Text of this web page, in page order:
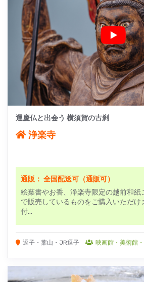
運慶仏と出会う 横須賀の古刹
浄楽寺
通販： 全国配送可（通販可）
絵葉書やお香、浄楽寺限定の越前和紙
で販売しているものをご購入いただけ
付...
逗子・葉山・JR逗子 映画館・美術館